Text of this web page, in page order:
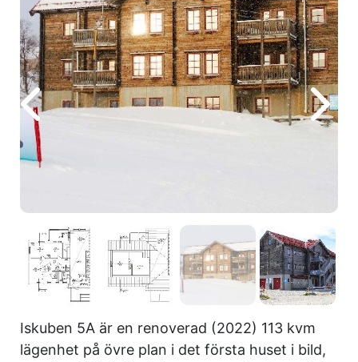
Iskuben 5A är en renoverad (2022) 113 kvm
lägenhet på övre plan i det första huset i bild,